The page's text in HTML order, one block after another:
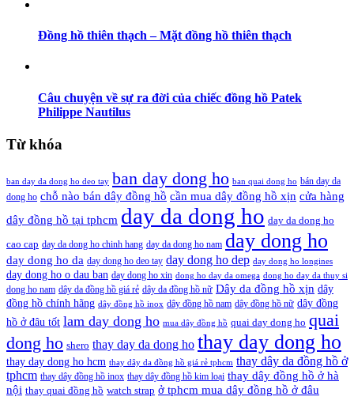
Đồng hồ thiên thạch – Mặt đồng hồ thiên thạch
Câu chuyện về sự ra đời của chiếc đồng hồ Patek
Philippe Nautilus
Từ khóa
ban day da dong ho deo tay ban day dong ho ban quai dong ho bán day da
dong ho chỗ nào bán dây đồng hồ cần mua dây đồng hồ xịn cửa hàng
dây đồng hồ tại tphcm day da dong ho day da dong ho
cao cap day da dong ho chinh hang day da dong ho nam day dong ho
day dong ho da day dong ho deo tay day dong ho dep day dong ho longines
day dong ho o dau ban day dong ho xin dong ho day da omega dong ho day da thuy si
dong ho nam dây da đồng hồ giá rẻ dây da đồng hồ nữ Dây da đồng hồ xịn dây
đồng hồ chính hãng dây đồng hồ inox dây đồng hồ nam dây đồng hồ nữ dây đồng
hồ ở đâu tốt lam day dong ho mua dây đồng hồ quai day dong ho quai
dong ho shero thay day da dong ho thay day dong ho
thay day dong ho hcm thay dây da đồng hồ giá rẻ tphcm thay dây da đồng hồ ở
tphcm thay dây đồng hồ inox thay dây đồng hồ kim loại thay dây đồng hồ ở hà
nội thay quai đồng hồ watch strap ở tphcm mua dây đồng hồ ở đâu